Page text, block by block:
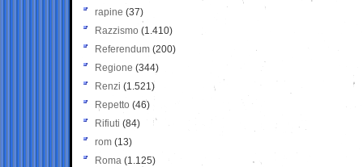
rapine (37)
Razzismo (1.410)
Referendum (200)
Regione (344)
Renzi (1.521)
Repetto (46)
Rifiuti (84)
rom (13)
Roma (1.125)